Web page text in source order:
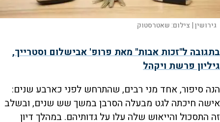
גירושין | צילום:שאטרסטוק
בתגובה ל"זכות אבות" מאת פרופ' אבישלום וסטרייך,
גיליון פרשת ויקהל
הנה סיפור, אחד מני רבים, שהתרחש לפני כארבע שנים:
אישה חיכתה לגט מבעלה הסרבן במשך שש שנים, ובשלב
זה התסכול והייאוש שלה עלו על גדותיהם. במהלך דיון